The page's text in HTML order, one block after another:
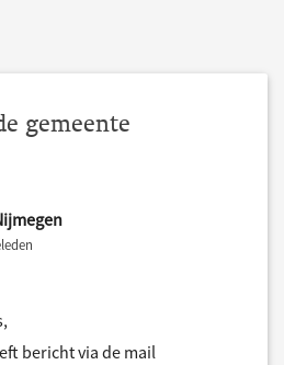
gemeente
bericht via de mail